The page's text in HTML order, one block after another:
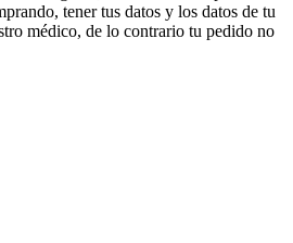
tener tus datos y los datos de tu
médico, de lo contrario tu pedido no